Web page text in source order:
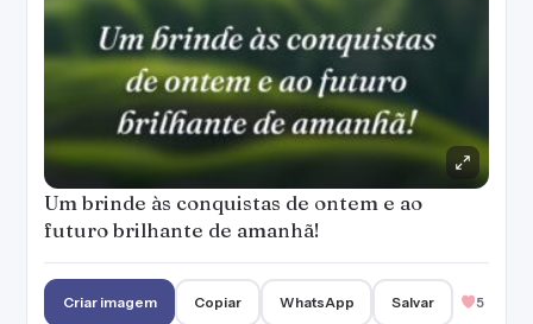
Um brinde às conquistas de ontem e ao
futuro brilhante de amanhã!
Criar imagem Copiar WhatsApp Salvar 5